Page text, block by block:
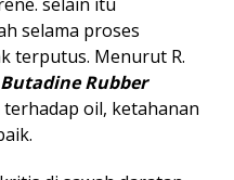
selama proses
terputus. Menurut R.
Rubber
oil, ketahanan